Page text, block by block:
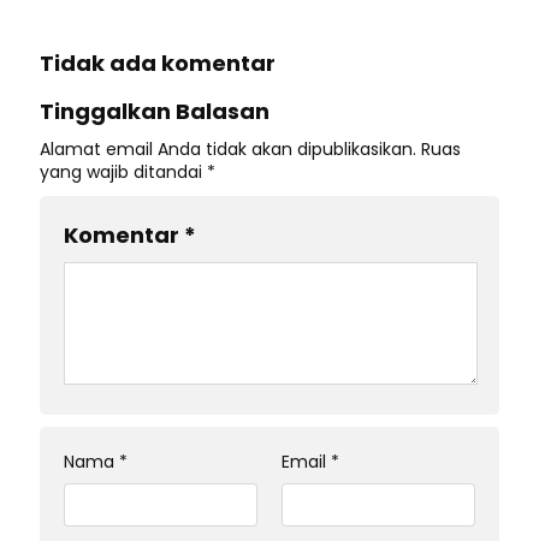
Tidak ada komentar
Tinggalkan Balasan
Alamat email Anda tidak akan dipublikasikan. Ruas
yang wajib ditandai *
Komentar *
Nama * Email *